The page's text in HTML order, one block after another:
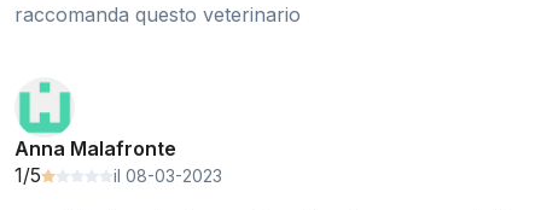
raccomanda questo veterinario
Anna Malafronte
1/5
il 08-03-2023